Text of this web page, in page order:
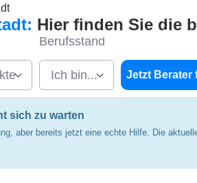
Startseite Berater
Hier finden Sie die
Berufsstand
Ich bin... Jetzt Berater
sich zu warten
aber bereits jetzt eine echte Hilfe. Die